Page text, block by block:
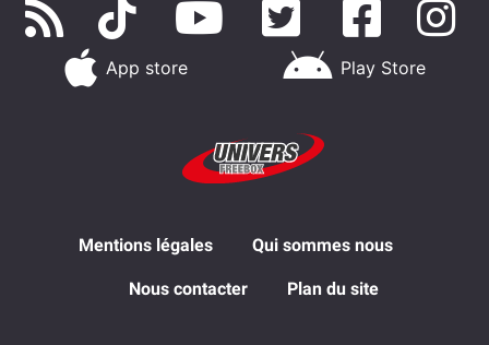
App store Play Store
Mentions légales Qui sommes nous
Nous contacter Plan du site